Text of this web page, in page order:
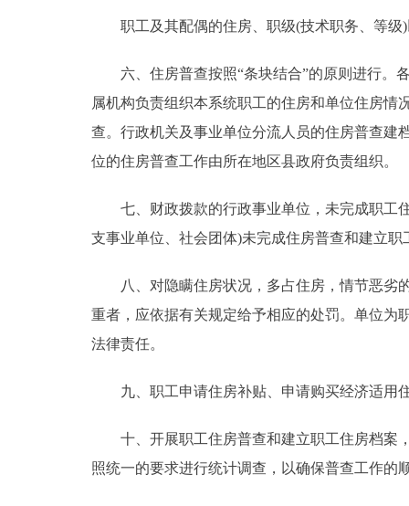
职工及其配偶的住房、职级(技术职务、等级
六、住房普查按照“条块结合”的原则进行。各
属机构负责组织本系统职工的住房和单位住房
查。行政机关及事业单位分流人员的住房普查建
位的住房普查工作由所在地区县政府负责组织。
七、财政拨款的行政事业单位，未完成职工住
支事业单位、社会团体)未完成住房普查和建立
八、对隐瞒住房状况，多占住房，情节恶劣的
重者，应依据有关规定给予相应的处罚。单位为
法律责任。
九、职工申请住房补贴、申请购买经济适用住
十、开展职工住房普查和建立职工住房档案，
照统一的要求进行统计调查，以确保普查工作的